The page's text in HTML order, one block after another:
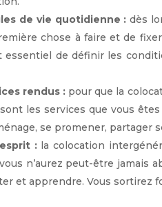
de vie quotidienne :dès
chose à faire et de
essentiel de définir les
rendus : pour que la
les services que vous
se promener, partager
: la colocation
n’aurez peut-être jamais
et apprendre. Vous sortirez